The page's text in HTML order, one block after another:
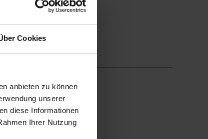
Cookies
anbieten zu können
unserer
diese Informationen
Ihrer Nutzung